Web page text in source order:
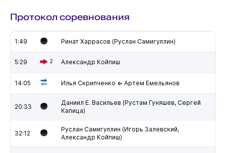
Протокол соревнования
1:49 Ринат Харрасов (Руслан Самигуллин)
5:29 2 Александр Койпиш
14:05 Илья Скрипченко ⇐ Артем Емельянов
20:33
Даниил Е. Васильев (Рустам Гуняшев, Сергей
Капица)
32:12
Руслан Самигуллин (Игорь Залевский,
Александр Койпиш)